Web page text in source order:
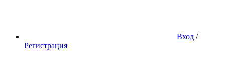
Вход /
Регистрация